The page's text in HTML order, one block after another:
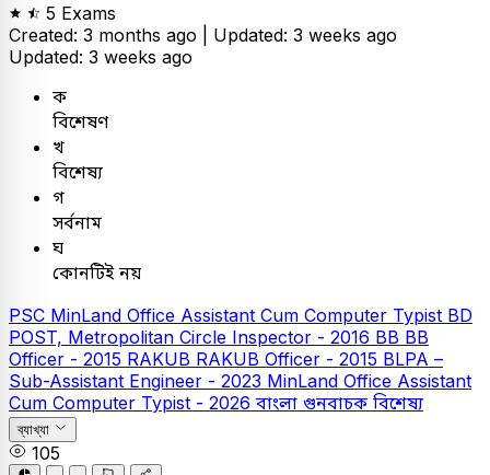
5 Exams
Created: 3 months ago | Updated: 3 weeks ago
Updated: 3 weeks ago
ক
বিশেষণ
খ
বিশেষ্য
গ
সর্বনাম
ঘ
কোনটিই নয়
PSC MinLand Office Assistant Cum Computer Typist BD
POST, Metropolitan Circle Inspector - 2016 BB BB
Officer - 2015 RAKUB RAKUB Officer - 2015 BLPA –
Sub-Assistant Engineer - 2023 MinLand Office Assistant
Cum Computer Typist - 2026 বাংলা গুনবাচক বিশেষ্য
ব্যাখ্যা
105